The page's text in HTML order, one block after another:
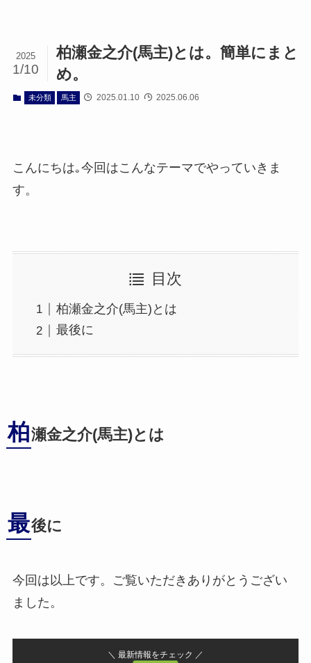
柏瀬金之介(馬主)とは。簡単にまと
め。
2025
1/10
未分類 馬主 2025.01.10 2025.06.06
こんにちは｡今回はこんなテーマでやっていきま
す。
目次
柏瀬金之介(馬主)とは
最後に
柏瀬金之介(馬主)とは
最後に
今回は以上です。ご覧いただきありがとうござい
ました。
＼ 最新情報をチェック ／